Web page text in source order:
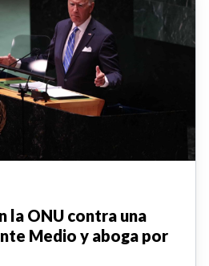
la ONU contra una
Medio y aboga por